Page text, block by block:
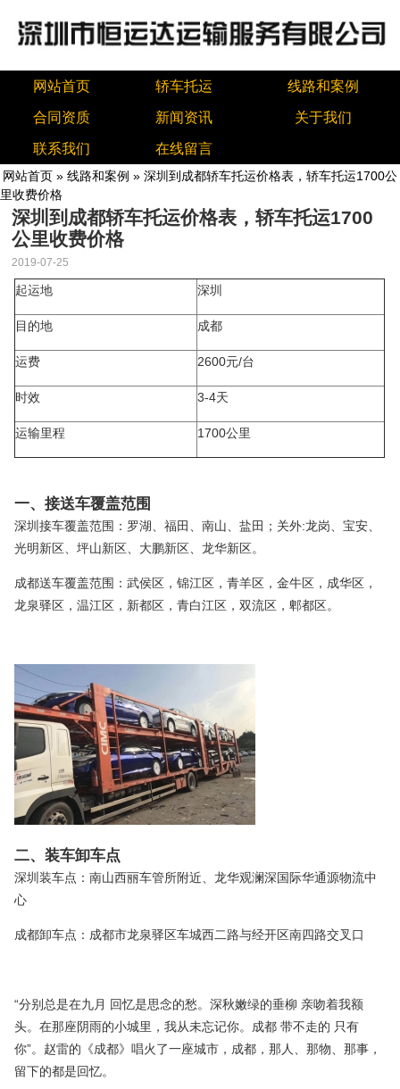
网站首页 轿车托运 线路和案例
合同资质 新闻资讯 关于我们
联系我们 在线留言
网站首页 » 线路和案例 » 深圳到成都轿车托运价格表，轿车托运1700公
里收费价格
深圳到成都轿车托运价格表，轿车托运1700
公里收费价格
2019-07-25
起运地 深圳
目的地 成都
运费 2600元/台
时效 3-4天
运输里程 1700公里
一、接送车覆盖范围
深圳接车覆盖范围：罗湖、福田、南山、盐田；关外:龙岗、宝安、
光明新区、坪山新区、大鹏新区、龙华新区。
成都送车覆盖范围：武侯区，锦江区，青羊区，金牛区，成华区，
龙泉驿区，温江区，新都区，青白江区，双流区，郫都区。
二、装车卸车点
深圳装车点：南山西丽车管所附近、龙华观澜深国际华通源物流中
心
成都卸车点：成都市龙泉驿区车城西二路与经开区南四路交叉口
“分别总是在九月 回忆是思念的愁。深秋嫩绿的垂柳 亲吻着我额
头。在那座阴雨的小城里，我从未忘记你。成都 带不走的 只有
你”。赵雷的《成都》唱火了一座城市，成都，那人、那物、那事，
留下的都是回忆。